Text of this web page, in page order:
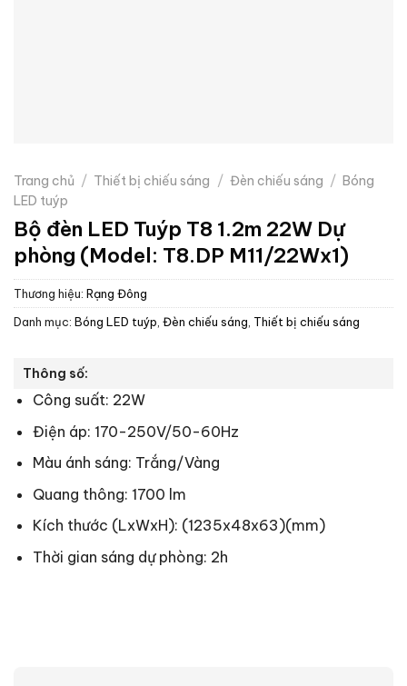
Trang chủ / Thiết bị chiếu sáng / Đèn chiếu sáng / Bóng
LED tuýp
Bộ đèn LED Tuýp T8 1.2m 22W Dự
phòng (Model: T8.DP M11/22Wx1)
Thương hiệu: Rạng Đông
Danh mục: Bóng LED tuýp Đèn chiếu sáng Thiết bị chiếu sáng
Thông số:
Công suất: 22W
Điện áp: 170-250V/50-60Hz
Màu ánh sáng: Trắng/Vàng
Quang thông: 1700 lm
Kích thước (LxWxH): (1235x48x63)(mm)
Thời gian sáng dự phòng: 2h